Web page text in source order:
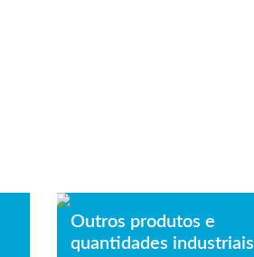
Outros produtos e
quantidades industriais